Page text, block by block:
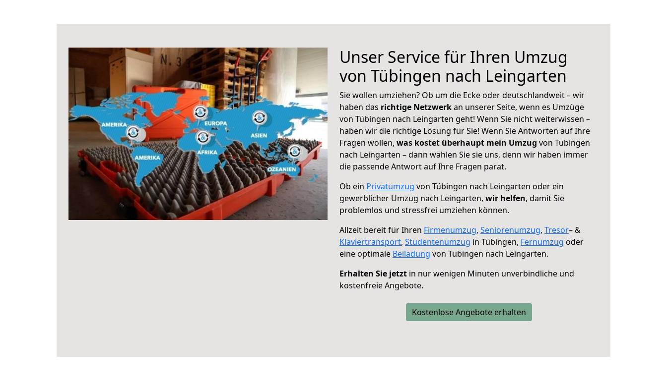
Unser Service für Ihren Umzug
von Tübingen nach Leingarten
Sie wollen umziehen? Ob um die Ecke oder deutschlandweit – wir
haben das richtige Netzwerkan unserer Seite, wenn es Umzüge
von Tübingen nach Leingarten geht! Wenn Sie nicht weiterwissen –
haben wir die richtige Lösung für Sie! Wenn Sie Antworten auf Ihre
Fragen wollen, was kostet überhaupt mein Umzug von Tübingen
nach Leingarten – dann wählen Sie sie uns, denn wir haben immer
die passende Antwort auf Ihre Fragen parat.
Ob ein Privatumzug von Tübingen nach Leingarten oder ein
gewerblicher Umzug nach Leingarten, wir helfen, damit Sie
problemlos und stressfrei umziehen können.
Allzeit bereit für Ihren Firmenumzug, Seniorenumzug, Tresor– &
Klaviertransport, Studentenumzug in Tübingen, Fernumzug oder
eine optimale Beiladung von Tübingen nach Leingarten.
Erhalten Sie jetzt in nur wenigen Minuten unverbindliche und
kostenfreie Angebote.
Kostenlose Angebote erhalten